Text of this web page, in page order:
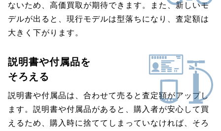
ないため、高価買取が期待できます。また、新しいモ
デルが出ると、現行モデルは型落ちになり、査定額は
大きく下がります。
説明書や付属品を
そろえる
説明書や付属品は、合わせて売ると査定額がアップし
ます。説明書や付属品があると、購入者が安心して買
えるため、購入時に捨ててしまっていなければ、そろ